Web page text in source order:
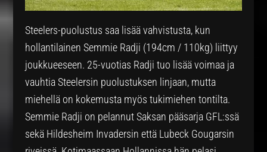
Steelers-puolustus saa lisää vahvistusta, kun
hollantilainen Semmie Radji (194cm / 110kg) liittyy
joukkueeseen. 25-vuotias Radji tuo lisää voimaa ja
vauhtia Steelersin puolustuksen linjaan, mutta
miehellä on kokemusta myös tukimiehen tontilta.
Semmie Radji on pelannut Saksan pääsarja GFL:ssä
sekä Hildesheim Invadersin että Lubeck Gougarsin